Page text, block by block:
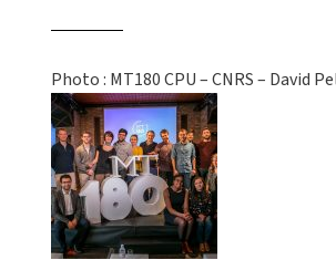
Photo : MT180 CPU – CNRS – David